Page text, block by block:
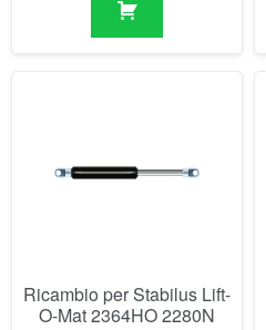
Ricambio per Stabilus Lift-
O-Mat 2364HO 2280N